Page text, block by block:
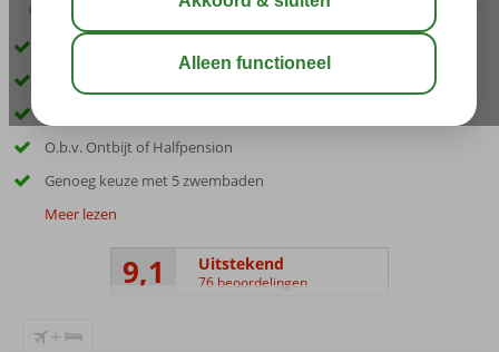
02:30 aug 30°C
Only Adult hotel; min. leeftijd is 18 jaar
Heerlijk 5-sterrenhotel
O.b.v. Ontbijt of Halfpension
Genoeg keuze met 5 zwembaden
Meer lezen
9,1 Uitstekend
76 beoordelingen
+